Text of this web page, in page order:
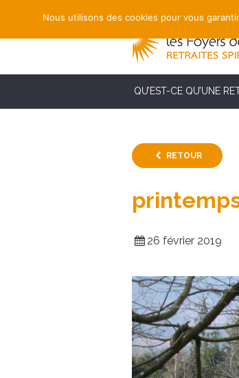
QU’EST-CE QU’UNE
RETOUR
26 février 2019
Nous utilisons des cookies pour vous